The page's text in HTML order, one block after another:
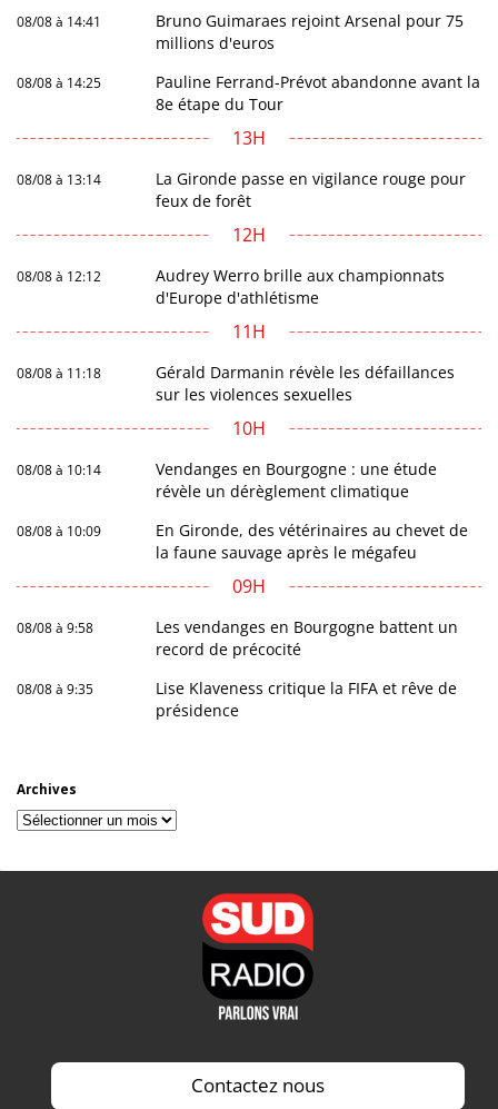
08/08 à 14:41
Bruno Guimaraes rejoint Arsenal pour 75
millions d'euros
08/08 à 14:25
Pauline Ferrand-Prévot abandonne avant la
8e étape du Tour
13H
08/08 à 13:14
La Gironde passe en vigilance rouge pour
feux de forêt
12H
08/08 à 12:12
Audrey Werro brille aux championnats
d'Europe d'athlétisme
11H
08/08 à 11:18
Gérald Darmanin révèle les défaillances
sur les violences sexuelles
10H
08/08 à 10:14
Vendanges en Bourgogne : une étude
révèle un dérèglement climatique
08/08 à 10:09
En Gironde, des vétérinaires au chevet de
la faune sauvage après le mégafeu
09H
08/08 à 9:58
Les vendanges en Bourgogne battent un
record de précocité
08/08 à 9:35
Lise Klaveness critique la FIFA et rêve de
présidence
Archives
Archives
Contactez nous